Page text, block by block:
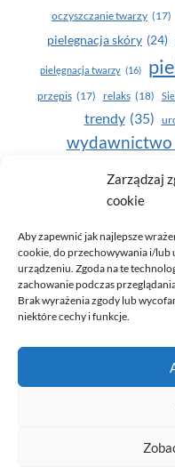
Zarządzaj
cookie
Aby zapewnić jak najlepsze
cookie, do przechowywania i/lub
urządzeniu. Zgoda na te
zachowanie podczas
Brak wyrażenia zgody lub
niektóre cechy i funkcje.
oczyszczanie twarzy (17)
pielegnacja skóry (24)
pielęgnacja twarzy (16)
przepis (17) relaks (18)
trendy (35)
Yasumi
© 2026 Only You - portal
opracowanie:
Polityka